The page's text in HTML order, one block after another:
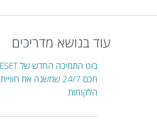
עוד בנושא מדריכים
חכם 24/7 שמשנה את חוויית
הלקוחות